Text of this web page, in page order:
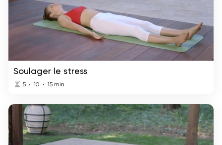
Soulager le stress
5 10 15 min